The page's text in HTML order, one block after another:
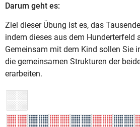
Darum geht es:
Ziel dieser Übung ist es, das
indem dieses aus dem Hunderterfeld
Gemeinsam mit dem Kind sollen Sie
die gemeinsamen Strukturen der
erarbeiten.